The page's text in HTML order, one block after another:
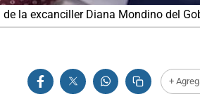
la excanciller Diana Mondino del
+